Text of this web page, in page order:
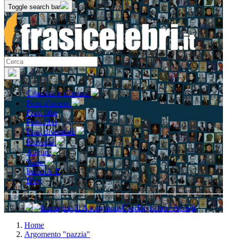
Toggle search bar
Citazioni e aforismi
Frasi d'amore
Frasi film
Frasi libri
Frasi divertenti
Proverbi
Auguri
Varie
Indici A-Z
Blog
Registrati / Accedi
Home
Argomento "pazzia"